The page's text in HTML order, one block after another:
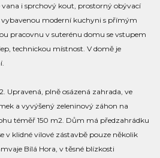
i sprchový kout, prostorný obývací
vybavenou moderní kuchyni s přímým
pracovnu v suterénu domu se vstupem
technickou místnost. V domě je
Upravená, plně osázená zahrada, ve
a vyvýšený zeleninový záhon na
téměř 150 m2. Dům má předzahrádku
v klidné vilové zástavbě pouze několik
Bílá Hora, v těsné blízkosti